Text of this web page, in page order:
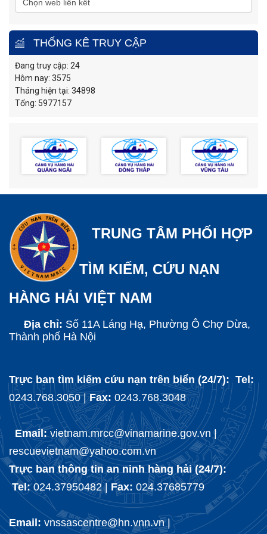
THỐNG KÊ TRUY CẬP
Đang truy cập: 24
Hôm nay: 3575
Tháng hiện tại: 34898
Tổng: 5977157
TRUNG TÂM PHỐI HỢP
TÌM KIẾM, CỨU NẠN
HÀNG HẢI VIỆT NAM
Địa chỉ: Số 11A Láng Hạ, Phường Ô Chợ Dừa,
Thành phố Hà Nội
Trực ban tìm kiếm cứu nạn trên biển (24/7): Tel:
0243.768.3050 |Fax: 0243.768.3048
Email:vietnam.mrcc@vinamarine.gov.vn |
rescuevietnam@yahoo.com.vn
Trực ban thông tin an ninh hàng hải (24/7):
Tel:024.37950482 | Fax: 024.37685779
Email: vnssascentre@hn.vnn.vn |